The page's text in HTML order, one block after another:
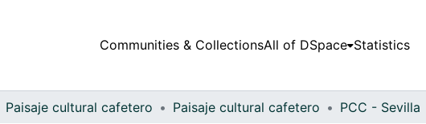
Communities & CollectionsAll of DSpace Statistics
Paisaje cultural cafetero Paisaje cultural cafetero PCC - Sevilla